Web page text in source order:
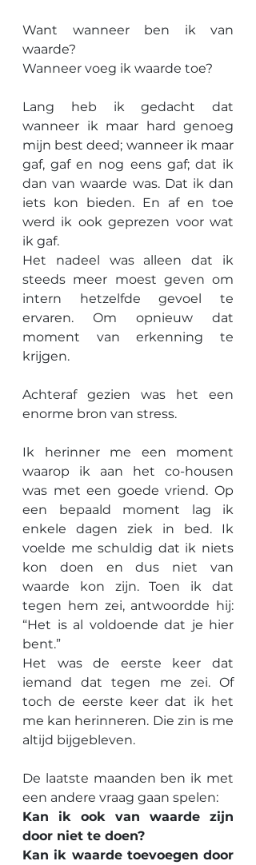
Want wanneer ben ik van
waarde?
Wanneer voeg ik waarde toe?
Lang heb ik gedacht dat
wanneer ik maar hard genoeg
mijn best deed; wanneer ik maar
gaf, gaf en nog eens gaf; dat ik
dan van waarde was. Dat ik dan
iets kon bieden. En af en toe
werd ik ook geprezen voor wat
ik gaf.
Het nadeel was alleen dat ik
steeds meer moest geven om
intern hetzelfde gevoel te
ervaren. Om opnieuw dat
moment van erkenning te
krijgen.
Achteraf gezien was het een
enorme bron van stress.
Ik herinner me een moment
waarop ik aan het co-housen
was met een goede vriend. Op
een bepaald moment lag ik
enkele dagen ziek in bed. Ik
voelde me schuldig dat ik niets
kon doen en dus niet van
waarde kon zijn. Toen ik dat
tegen hem zei, antwoordde hij:
“Het is al voldoende dat je hier
bent.”
Het was de eerste keer dat
iemand dat tegen me zei. Of
toch de eerste keer dat ik het
me kan herinneren. Die zin is me
altijd bijgebleven.
De laatste maanden ben ik met
een andere vraag gaan spelen:
Kan ik ook van waarde zijn
door niet te doen?
Kan ik waarde toevoegen door